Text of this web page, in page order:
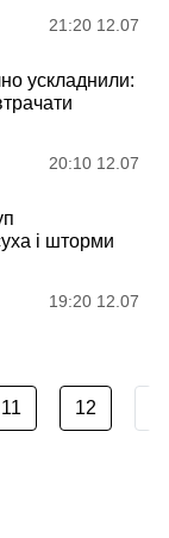
21:20 12.07
ускладнили:
20:10 12.07
і шторми
19:20 12.07
11 12